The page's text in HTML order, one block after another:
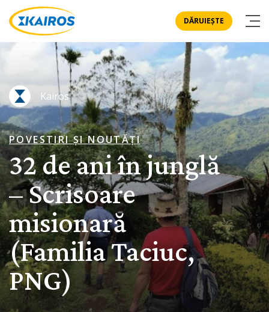
DĂRUIEȘTE
Kairos
POVESTIRI ȘI NOUTĂȚI
32 de ani în junglă
– Scrisoare
misionară
(Familia Taciuc,
PNG)